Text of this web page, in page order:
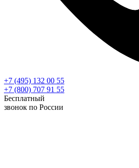
+7 (495) 132 00 55
+7 (800) 707 91 55
Бесплатный
звонок по России